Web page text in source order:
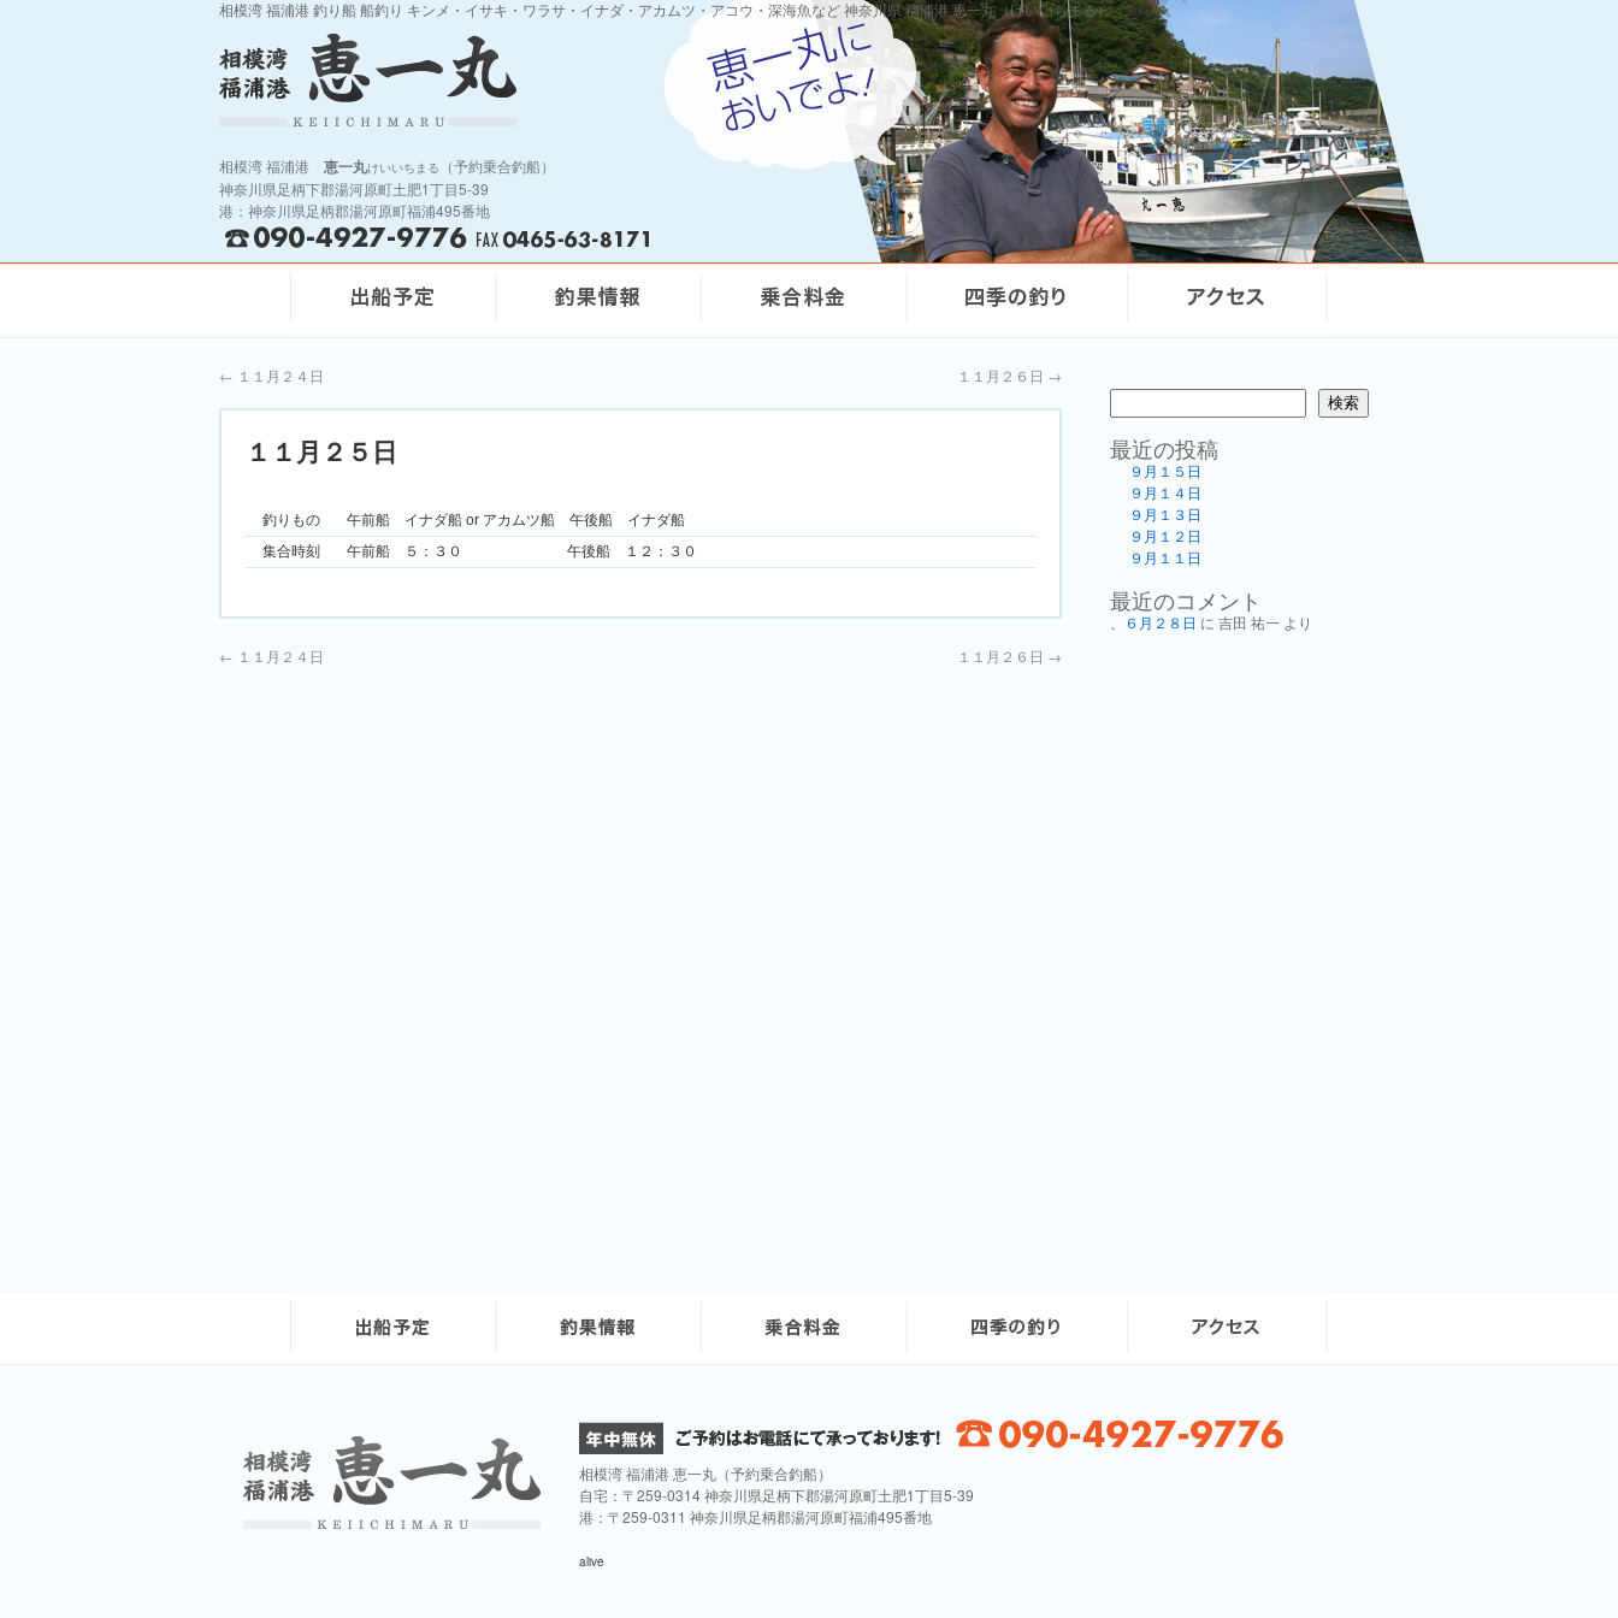
相模湾 福浦港 釣り船 船釣り キンメ・イサキ・ワラサ・イナダ・アカムツ・アコウ・深海魚など 神奈川県 福浦港 恵一丸（けいいちまる）
相模湾 福浦港 恵一丸けいいちまる
（予約乗合釣船）
神奈川県足柄下郡湯河原町土肥1丁目5-39
港：神奈川県足柄郡湯河原町福浦495番地
← １１月２４日 １１月２６日 →
１１月２５日
釣りもの
午前船 イナダ船 or アカムツ船 午後船 イナダ船
集合時刻
午前船 ５：３０ 午後船 １２：３０
← １１月２４日 １１月２６日 →
検索
最近の投稿
９月１５日
９月１４日
９月１３日
９月１２日
９月１１日
最近のコメント
、６月２８日 に 吉田 祐一 より
相模湾 福浦港 恵一丸（予約乗合釣船）
自宅：〒259-0314 神奈川県足柄下郡湯河原町土肥1丁目5-39
港：〒259-0311 神奈川県足柄郡湯河原町福浦495番地
alive